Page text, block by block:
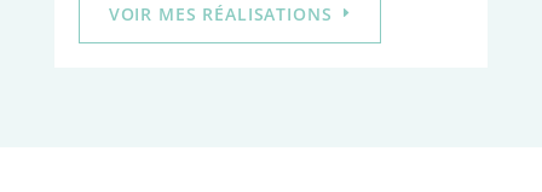
VOIR MES RÉALISATIONS